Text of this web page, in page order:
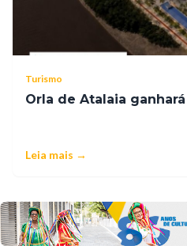
Turismo
Orla de Atalaia
Leia mais →